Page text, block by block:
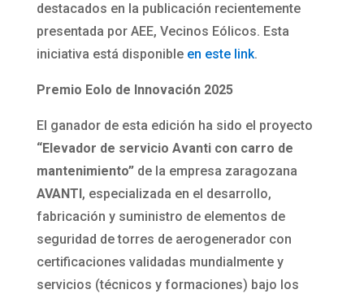
destacados en la publicación recientemente
presentada por AEE, Vecinos Eólicos. Esta
iniciativa está disponible en este link.
Premio Eolo de Innovación 2025
El ganador de esta edición ha sido el proyecto
“Elevador de servicio Avanti con carro de
mantenimiento”de la empresa zaragozana
AVANTI , especializada en el desarrollo,
fabricación y suministro de elementos de
seguridad de torres de aerogenerador con
certificaciones validadas mundialmente y
servicios (técnicos y formaciones) bajo los